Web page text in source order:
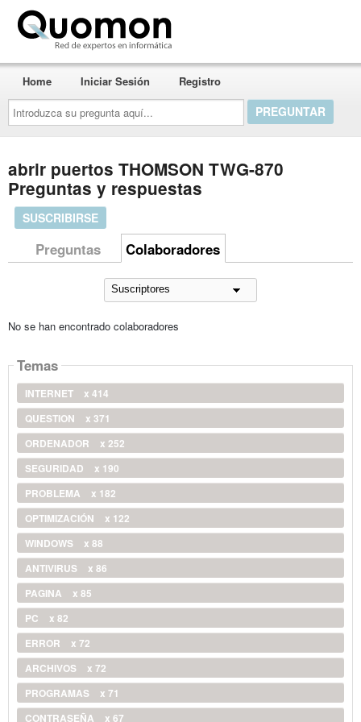
Introduzca
su
pregunta
aquí...
Home Iniciar Sesión Registro
abrir puertos THOMSON TWG-870
Preguntas y respuestas
SUSCRIBIRSE
Preguntas Colaboradores
No se han encontrado colaboradores
Temas
INTERNET
x 414
QUESTION
x 371
ORDENADOR
x 252
SEGURIDAD
x 190
PROBLEMA
x 182
OPTIMIZACIÓN
x 122
WINDOWS
x 88
ANTIVIRUS
x 86
PAGINA
x 85
PC
x 82
ERROR
x 72
ARCHIVOS
x 72
PROGRAMAS
x 71
CONTRASEÑA
x 67